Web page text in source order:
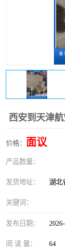
西安到天津
价格： 面议
产品数量：
发货地址： 湖北
关键词：
发布日期：
阅 读 量： 64